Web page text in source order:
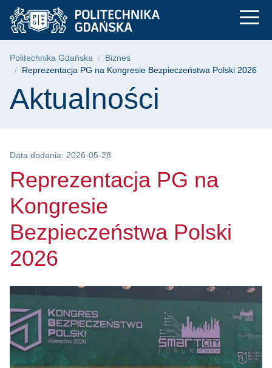
Przejdź
do
menu
Przejdź
do
wyszukiwarki
Przejdź
do
treści
Reprezentacja PG
Ścieżka nawigacyjna
Politechnika Gdańska
Biznes
Reprezentacja PG na Kongresie Bezpieczeństwa Polski 2026
Treść strony
Aktualności
Data dodania: 2026-05-28
Reprezentacja PG na
Kongresie
Bezpieczeństwa Polski
2026